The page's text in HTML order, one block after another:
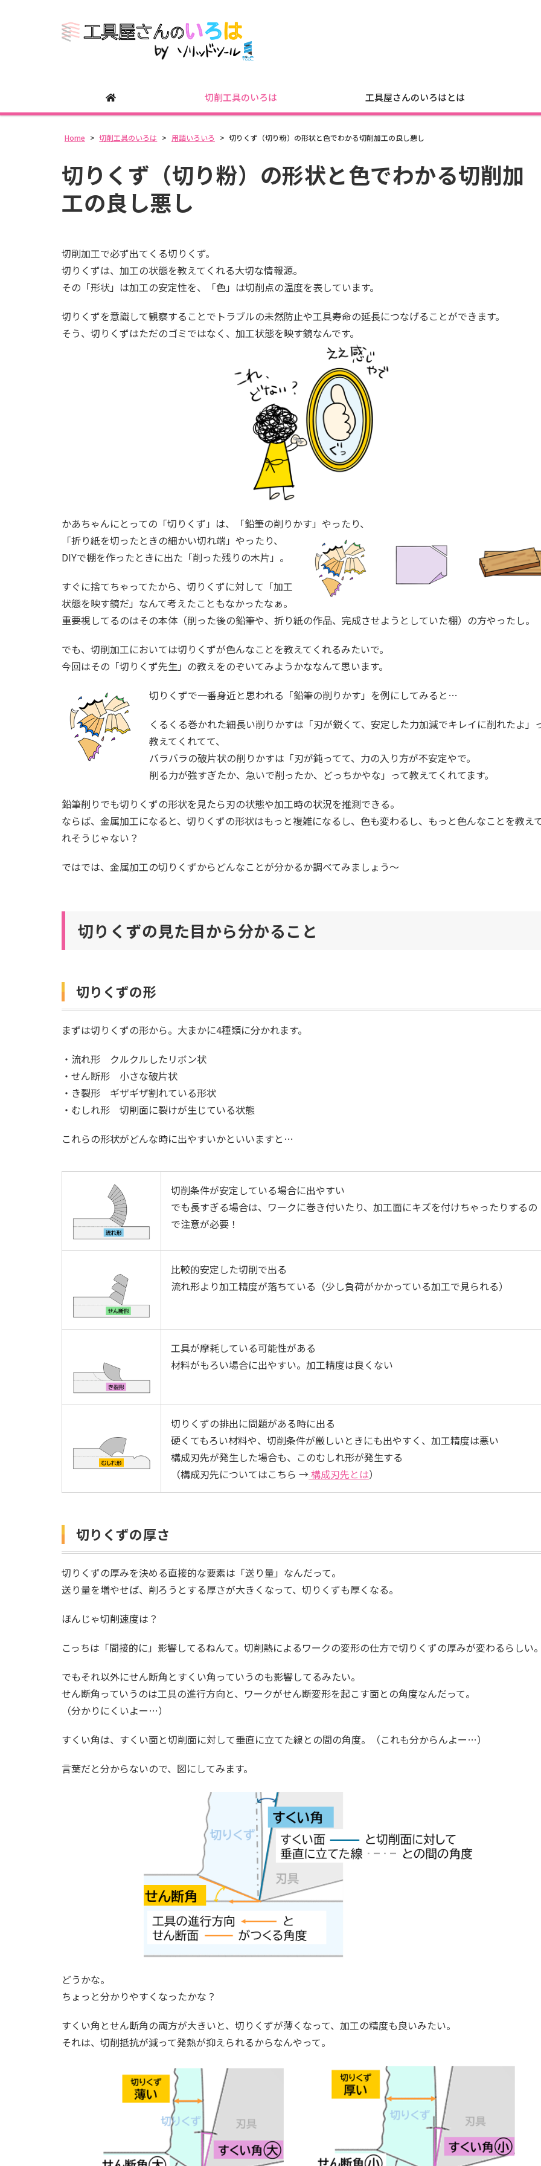
切削工具のいろは 工具屋さんのいろはとは
Home > 切削工具のいろは > 用語いろいろ > 切りくず（切り粉）の形状と色でわかる切削加工の良し悪し
切りくず（切り粉）の形状と色でわかる切削加
工の良し悪し
切削加工で必ず出てくる切りくず。
切りくずは、加工の状態を教えてくれる大切な情報源。
その「形状」は加工の安定性を、「色」は切削点の温度を表しています。
切りくずを意識して観察することでトラブルの未然防止や工具寿命の延長につなげることができます。
そう、切りくずはただのゴミではなく、加工状態を映す鏡なんです。
かあちゃんにとっての「切りくず」は、「鉛筆の削りかす」やったり、
「折り紙を切ったときの細かい切れ端」やったり、
DIYで棚を作ったときに出た「削った残りの木片」。
すぐに捨てちゃってたから、切りくずに対して「加工
状態を映す鏡だ」なんて考えたこともなかったなぁ。
重要視してるのはその本体（削った後の鉛筆や、折り紙の作品、完成させようとしていた棚）の方やったし。
でも、切削加工においては切りくずが色んなことを教えてくれるみたいで。
今回はその「切りくず先生」の教えをのぞいてみようかななんて思います。
切りくずで一番身近と思われる「鉛筆の削りかす」を例にしてみると…
くるくる巻かれた細長い削りかすは「刃が鋭くて、安定した力加減でキレイに削れたよ」
教えてくれてて、
バラバラの破片状の削りかすは「刃が鈍ってて、力の入り方が不安定やで。
削る力が強すぎたか、急いで削ったか、どっちかやな」って教えてくれてます。
鉛筆削りでも切りくずの形状を見たら刃の状態や加工時の状況を推測できる。
ならば、金属加工になると、切りくずの形状はもっと複雑になるし、色も変わるし、もっと色んなことを教え
れそうじゃない？
ではでは、金属加工の切りくずからどんなことが分かるか調べてみましょう～
切りくずの見た目から分かること
切りくずの形
まずは切りくずの形から。大まかに4種類に分かれます。
・流れ形 クルクルしたリボン状
・せん断形 小さな破片状
・き裂形 ギザギザ割れている形状
・むしれ形 切削面に裂けが生じている状態
これらの形状がどんな時に出やすいかといいますと…
切削条件が安定している場合に出やすい
でも長すぎる場合は、ワークに巻き付いたり、加工面にキズを付けちゃったりするの
で注意が必要！
比較的安定した切削で出る
流れ形より加工精度が落ちている（少し負荷がかかっている加工で見られる）
工具が摩耗している可能性がある
材料がもろい場合に出やすい。加工精度は良くない
切りくずの排出に問題がある時に出る
硬くてもろい材料や、切削条件が厳しいときにも出やすく、加工精度は悪い
構成刃先が発生した場合も、このむしれ形が発生する
（構成刃先についてはこちら →構成刃先とは）
切りくずの厚さ
切りくずの厚みを決める直接的な要素は「送り量」なんだって。
送り量を増やせば、削ろうとする厚さが大きくなって、切りくずも厚くなる。
ほんじゃ切削速度は？
こっちは「間接的に」影響してるねんて。切削熱によるワークの変形の仕方で切りくずの厚みが変わるらしい
でもそれ以外にせん断角とすくい角っていうのも影響してるみたい。
せん断角っていうのは工具の進行方向と、ワークがせん断変形を起こす面との角度なんだって。
（分かりにくいよー…）
すくい角は、すくい面と切削面に対して垂直に立てた線との間の角度。（これも分からんよー…）
言葉だと分からないので、図にしてみます。
どうかな。
ちょっと分かりやすくなったかな？
すくい角とせん断角の両方が大きいと、切りくずが薄くなって、加工の精度も良いみたい。
それは、切削抵抗が減って発熱が抑えられるからなんやって。